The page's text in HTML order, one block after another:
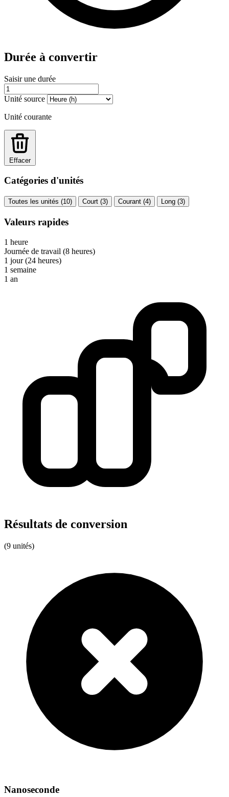
Durée à convertir
Saisir une durée
Unité source
Unité courante
Effacer
Catégories d'unités
Toutes les unités (10) Court (3) Courant (4) Long (3)
Valeurs rapides
1 heure
Journée de travail (8 heures)
1 jour (24 heures)
1 semaine
1 an
Résultats de conversion
(9 unités)
Nanoseconde